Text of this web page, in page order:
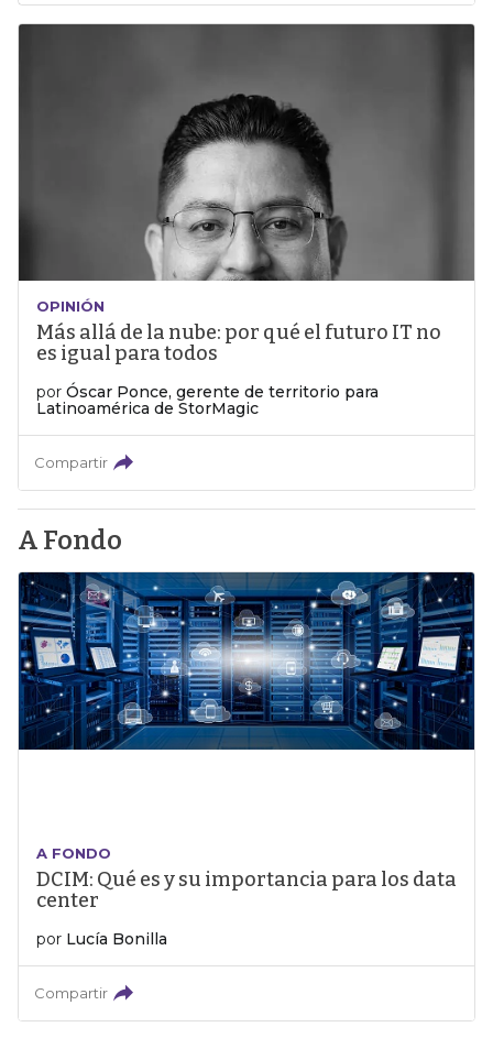
OPINIÓN
Más allá de la nube: por qué el futuro IT no
es igual para todos
por Óscar Ponce, gerente de territorio para
Latinoamérica de StorMagic
Compartir
A Fondo
A FONDO
DCIM: Qué es y su importancia para los data
center
por Lucía Bonilla
Compartir